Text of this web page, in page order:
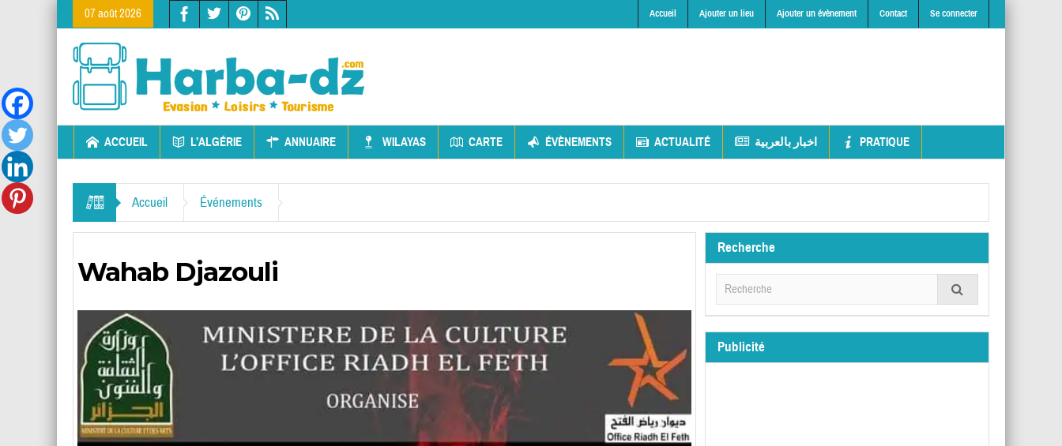
07 août 2026 Accueil Ajouter un lieu Ajouter un évènement Contact Se connecter
ACCUEIL L’ALGÉRIE ANNUAIRE WILAYAS CARTE ÉVÈNEMENTS ACTUALITÉ اخبار بالعربية PRATIQUE
Accueil Événements
Wahab Djazouli
Recherche
Publicité